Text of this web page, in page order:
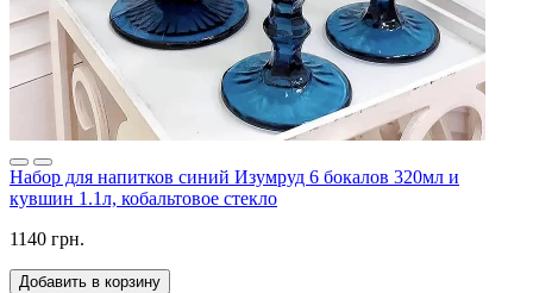
Набор для напитков синий Изумруд 6 бокалов 320мл и
кувшин 1.1л, кобальтовое стекло
1140 грн.
Добавить в корзину